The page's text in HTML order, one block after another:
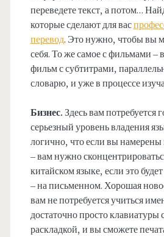
переведете текст, а потом…
которые сделают для вас
перевод. Это нужно, чтобы вы
себя. То же самое с фильмами –
фильм с субтитрами,
словарю, и уже в процессе
Бизнес. Здесь вам потребуется
серьезный уровень владения
логично, что если вы намерены
– вам нужно
китайском языке, если это
– на письменном. Хорошая
вам не потребуется учиться
достаточно просто клавиатуры
раскладкой, и вы сможете